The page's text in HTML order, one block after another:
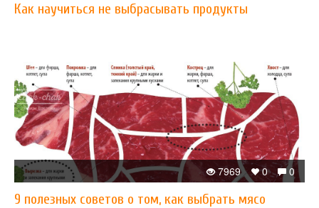
Как научиться не выбрасывать продукты
0
0
7969
9 полезных советов о том, как выбрать мясо